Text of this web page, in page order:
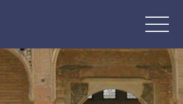
Recherche Interlangue :